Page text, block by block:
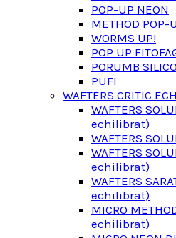
POP-UP NEON
METHOD POP-
WORMS UP!
POP UP
PORUMB
PUFI
WAFTERS CRITIC
WAFTERS
echilibrat)
WAFTERS
WAFTERS
echilibrat)
WAFTERS
echilibrat)
MICRO
echilibrat)